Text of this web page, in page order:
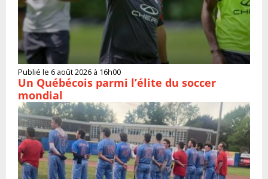
Publié le 6 août 2026 à 16h00
Un Québécois parmi l’élite du soccer
mondial